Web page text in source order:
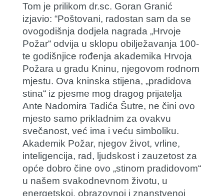
Tom je prilikom dr.sc. Goran Granić
izjavio: “Poštovani, radostan sam da se
ovogodišnja dodjela nagrada „Hrvoje
Požar“ odvija u sklopu obilježavanja 100-
te godišnjice rođenja akademika Hrvoja
Požara u gradu Kninu, njegovom rodnom
mjestu. Ova kninska stijena, „pradidova
stina“ iz pjesme mog dragog prijatelja
Ante Nadomira Tadića Šutre, ne čini ovo
mjesto samo prikladnim za ovakvu
svečanost, već ima i veću simboliku.
Akademik Požar, njegov život, vrline,
inteligencija, rad, ljudskost i zauzetost za
opće dobro čine ovo „stinom pradidovom“
u našem svakodnevnom životu, u
energetskoj, obrazovnoj i znanstvenoj